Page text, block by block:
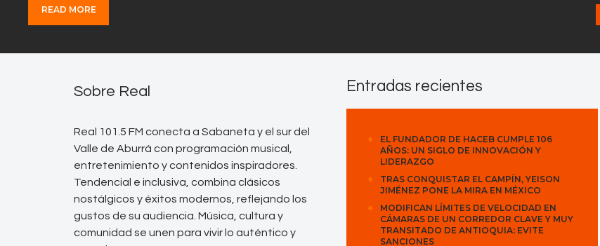
READ MORE
Sobre Real
Real 101.5 FM conecta a Sabaneta y el sur del
Valle de Aburrá con programación musical,
entretenimiento y contenidos inspiradores.
Tendencial e inclusiva, combina clásicos
nostálgicos y éxitos modernos, reflejando los
gustos de su audiencia. Música, cultura y
comunidad se unen para vivir lo auténtico y
Entradas recientes
EL FUNDADOR DE HACEB CUMPLE 106
AÑOS: UN SIGLO DE INNOVACIÓN Y
LIDERAZGO
TRAS CONQUISTAR EL CAMPÍN, YEISON
JIMÉNEZ PONE LA MIRA EN MÉXICO
MODIFICAN LÍMITES DE VELOCIDAD EN
CÁMARAS DE UN CORREDOR CLAVE Y MUY
TRANSITADO DE ANTIOQUIA: EVITE
SANCIONES